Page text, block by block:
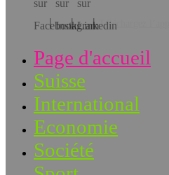
Téléchargez l’app!
Page d'accueil
Suisse
International
Economie
Société